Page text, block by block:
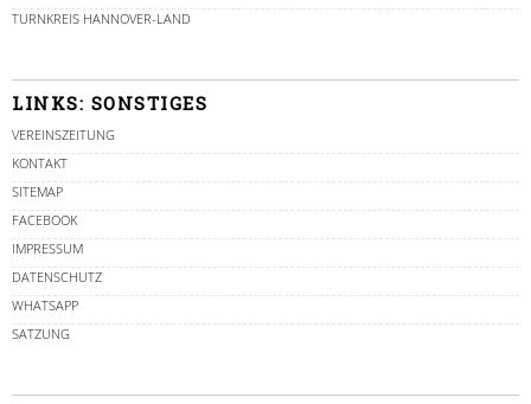
TURNKREIS HANNOVER-LAND
LINKS: SONSTIGES
VEREINSZEITUNG
KONTAKT
SITEMAP
FACEBOOK
IMPRESSUM
DATENSCHUTZ
WHATSAPP
SATZUNG